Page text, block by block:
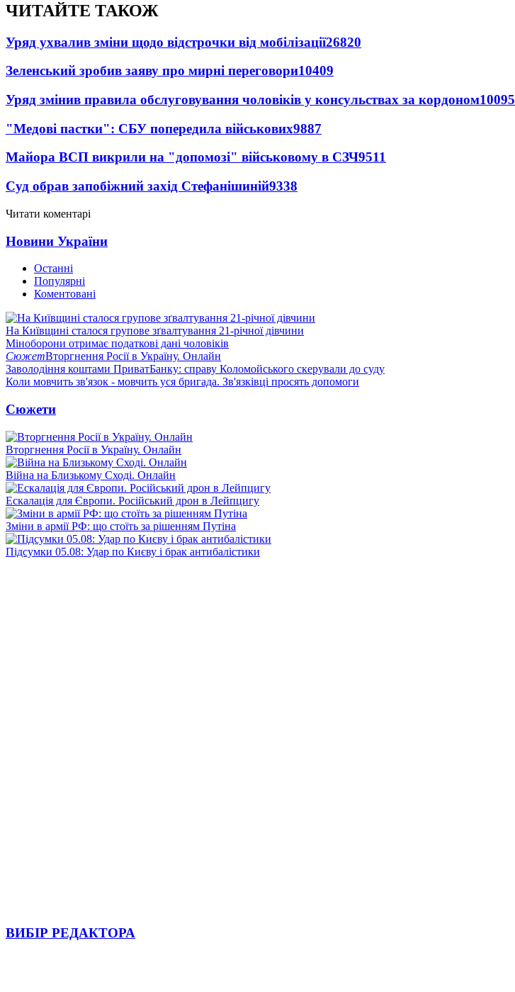
ЧИТАЙТЕ ТАКОЖ
Уряд ухвалив зміни щодо відстрочки від мобілізації26820
Зеленський зробив заяву про мирні переговори10409
Уряд змінив правила обслуговування чоловіків у консульствах за кордоном10095
"Медові пастки": СБУ попередила військових9887
Майора ВСП викрили на "допомозі" військовому в СЗЧ9511
Суд обрав запобіжний захід Стефанішиній9338
Читати коментарі
Новини України
Останні
Популярні
Коментовані
На Київщині сталося групове зґвалтування 21-річної дівчини
Міноборони отримає податкові дані чоловіків
СюжетВторгнення Росії в Україну. Онлайн
Заволодіння коштами ПриватБанку: справу Коломойського скерували до суду
Коли мовчить зв'язок - мовчить уся бригада. Зв'язківці просять допомоги
Сюжети
Вторгнення Росії в Україну. Онлайн
Війна на Близькому Сході. Онлайн
Ескалація для Європи. Російський дрон в Лейпцигу
Зміни в армії РФ: що стоїть за рішенням Путіна
Підсумки 05.08: Удар по Києву і брак антибалістики
ВИБІР РЕДАКТОРА